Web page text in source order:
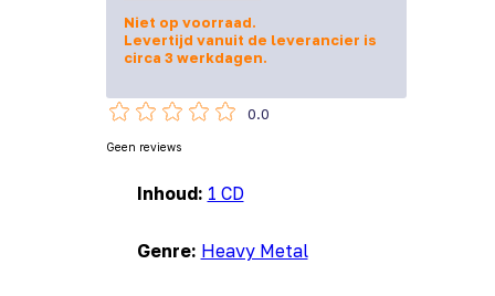
Inhoud: 1 CD
Genre: Heavy Metal
Niet op voorraad.
Levertijd vanuit de leverancier is
circa 3 werkdagen.
0.0
Geen reviews